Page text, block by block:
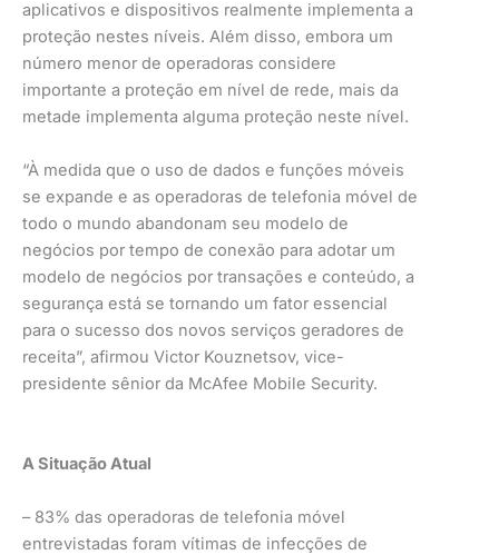
aplicativos e dispositivos realmente implementa a
proteção nestes níveis. Além disso, embora um
número menor de operadoras considere
importante a proteção em nível de rede, mais da
metade implementa alguma proteção neste nível.
“À medida que o uso de dados e funções móveis
se expande e as operadoras de telefonia móvel de
todo o mundo abandonam seu modelo de
negócios por tempo de conexão para adotar um
modelo de negócios por transações e conteúdo, a
segurança está se tornando um fator essencial
para o sucesso dos novos serviços geradores de
receita”, afirmou Victor Kouznetsov, vice-
presidente sênior da McAfee Mobile Security.
A Situação Atual
– 83% das operadoras de telefonia móvel
entrevistadas foram vítimas de infecções de